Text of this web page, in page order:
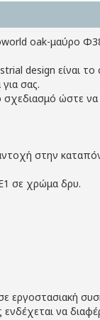
oak-μαύρο
design είναι
σας.
σχεδιασμό ώστε
στην
σε χρώμα δρυ.
εργοστασιακή
να